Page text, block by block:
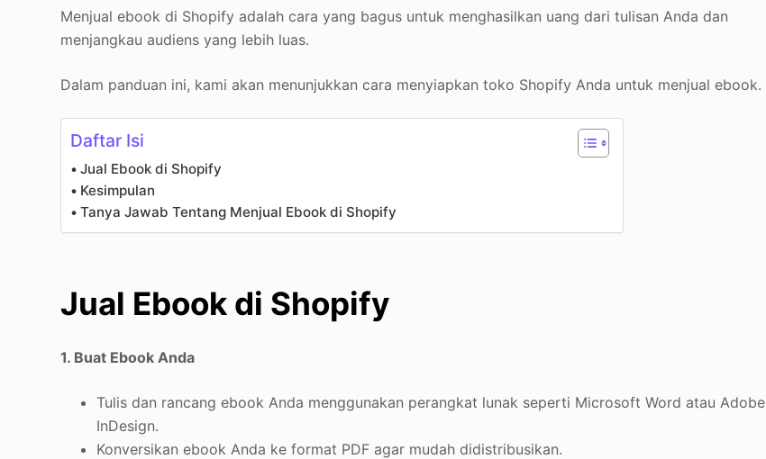
Menjual ebook di Shopify adalah cara yang bagus untuk menghasilkan uang dari tulisan Anda dan
menjangkau audiens yang lebih luas.
Dalam panduan ini, kami akan menunjukkan cara menyiapkan toko Shopify Anda untuk menjual ebook.
Daftar Isi
Jual Ebook di Shopify
Kesimpulan
Tanya Jawab Tentang Menjual Ebook di Shopify
Jual Ebook di Shopify
1. Buat Ebook Anda
Tulis dan rancang ebook Anda menggunakan perangkat lunak seperti Microsoft Word atau Adobe
InDesign.
Konversikan ebook Anda ke format PDF agar mudah didistribusikan.